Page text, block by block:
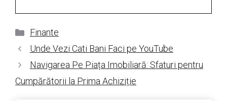
Categorii
Finante
Unde Vezi Cati Bani Faci pe YouTube
Navigarea Pe Piața Imobiliară: Sfaturi pentru
Cumpărătorii la Prima Achiziție